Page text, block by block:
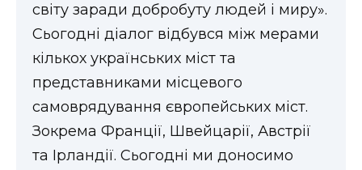
НОВИНИ ЗАХІДНОЇ УКРАЇНИ
ФОТО
ВІДЕО
світу заради добробуту людей і миру».
Сьогодні діалог відбувся між мерами
кількох українських міст та
представниками місцевого
самоврядування європейських міст.
Зокрема Франції, Швейцарії, Австрії
та Ірландії. Сьогодні ми доносимо